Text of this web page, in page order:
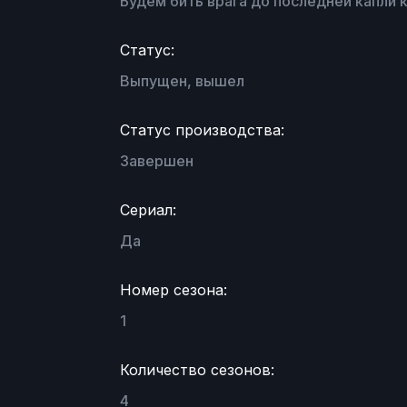
Статус:
Выпущен, вышел
Статус производства:
Завершен
Сериал:
Да
Номер сезона:
1
Количество сезонов:
4